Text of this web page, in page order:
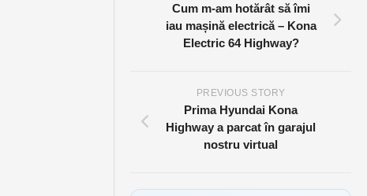
Cum m-am hotărât să îmi
iau mașină electrică – Kona
Electric 64 Highway?
PREVIOUS STORY
Prima Hyundai Kona
Highway a parcat în garajul
nostru virtual